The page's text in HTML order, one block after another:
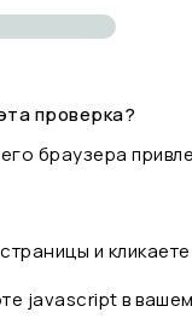
проверка?
браузера
и
javascript в